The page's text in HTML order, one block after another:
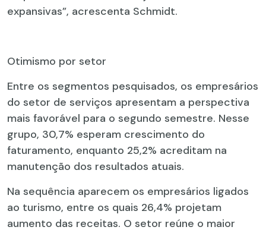
expansivas”, acrescenta Schmidt.
Otimismo por setor
Entre os segmentos pesquisados, os empresários
do setor de serviços apresentam a perspectiva
mais favorável para o segundo semestre. Nesse
grupo, 30,7% esperam crescimento do
faturamento, enquanto 25,2% acreditam na
manutenção dos resultados atuais.
Na sequência aparecem os empresários ligados
ao turismo, entre os quais 26,4% projetam
aumento das receitas. O setor reúne o maior